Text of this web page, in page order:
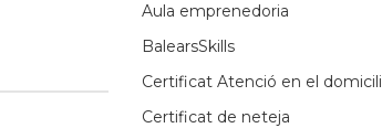
Aula emprenedoria
BalearsSkills
Certificat Atenció en el domicili
Certificat de neteja